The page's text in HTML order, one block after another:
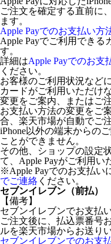
ご注文を確定する直前に
ます。
Apple Payでのお支払い方
Apple Payでご利用できる
す。
詳細はApple Payでのお支
ください。
お客様のご利用状況など
カードがご利用いただけ
変更をご案内、またはご
お支払い方法の変更をご
合、楽天市場が自動でご
iPhone以外の端末からの
ことができません。
その他、ショップの設定
て、Apple Payがご利用い
※Apple Payでのお支払い
でご連絡 ください。
セブンイレブン（前払）
【備考】
セブンイレブンでお支払
ご注文後に、払込票番号
ルを楽天市場からお送り
セブンイレブンでのお支